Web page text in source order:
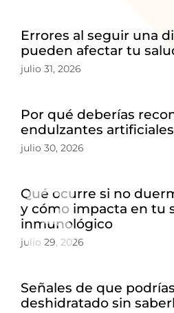
3
Errores al seguir una
pueden afectar tu
julio 31, 2026
Por qué deberías
endulzantes artificiales
julio 30, 2026
Qué ocurre si no
y cómo impacta en tu
inmunológico
julio 29, 2026
Señales de que
deshidratado sin